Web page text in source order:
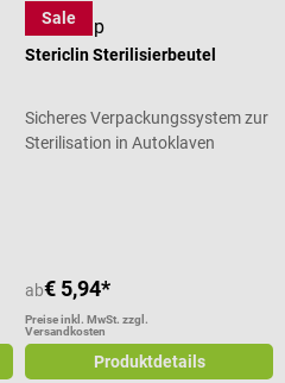
Sale
VP Group
Stericlin Sterilisierbeutel
Sicheres Verpackungssystem zur
Sterilisation in Autoklaven
ab€ 5,94*
Preise inkl. MwSt. zzgl.
Versandkosten
Produktdetails